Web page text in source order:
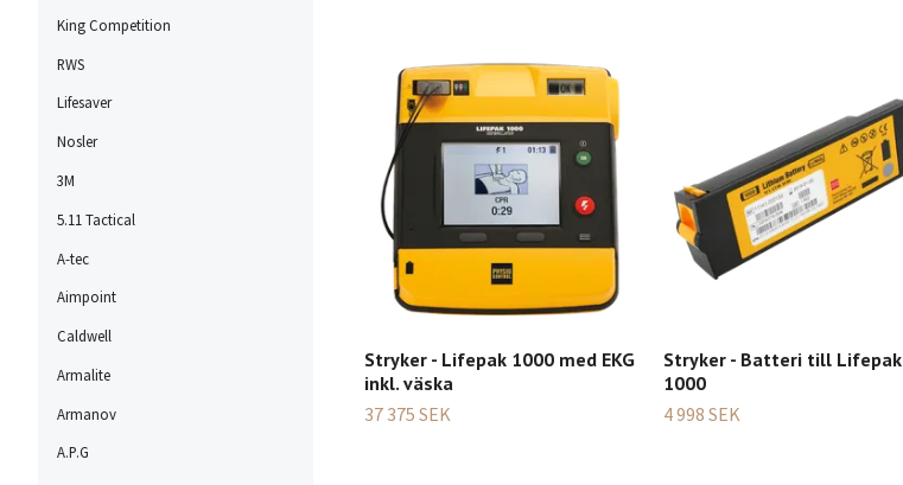
King Competition
RWS
Lifesaver
Nosler
3M
5.11 Tactical
A-tec
Aimpoint
Caldwell
Armalite
Armanov
A.P.G
Stryker - Lifepak 1000 med EKG
inkl. väska
37 375 SEK
Stryker - Batteri till Lifepak
1000
4 998 SEK